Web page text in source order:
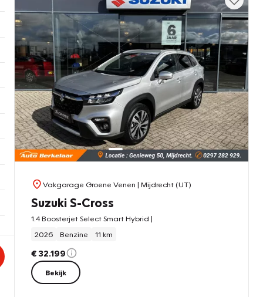
Vakgarage Groene Venen | Mijdrecht (UT)
Suzuki S-Cross
1.4 Boosterjet Select Smart Hybrid |
2026
Benzine 11 km
€ 32.199
Bekijk